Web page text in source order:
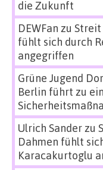
die Zukunft
DEWFan zu Streit
fühlt sich durch
angegriffen
Grüne Jugend
Berlin führt zu
Ulrich Sanderzu
Dahmen fühlt
Karacakurtoglu